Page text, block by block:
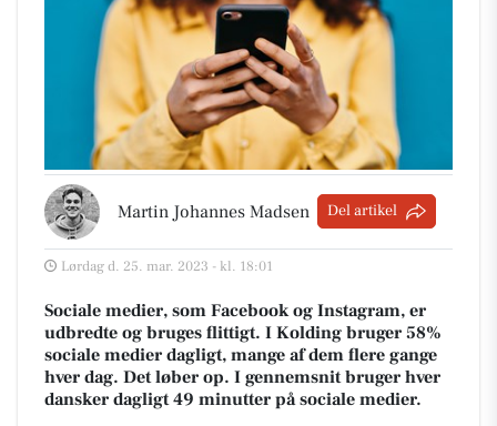
Martin Johannes Madsen Del artikel
Lørdag d. 25. mar. 2023 - kl. 18:01
Sociale medier, som Facebook og Instagram, er
udbredte og bruges flittigt. I Kolding bruger 58%
sociale medier dagligt, mange af dem flere gange
hver dag. Det løber op. I gennemsnit bruger hver
dansker dagligt 49 minutter på sociale medier.